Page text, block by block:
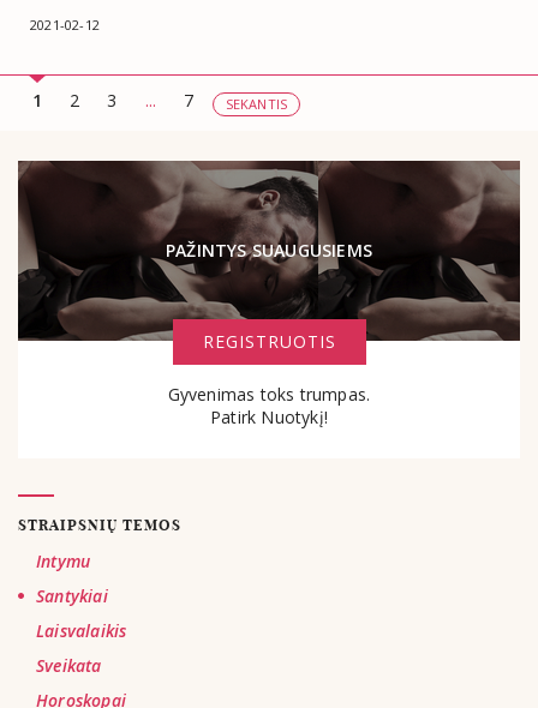
2021-02-12
1 2 3 ... 7 SEKANTIS
PAŽINTYS SUAUGUSIEMS
REGISTRUOTIS
Gyvenimas toks trumpas.
Patirk Nuotykį!
STRAIPSNIŲ TEMOS
Intymu
Santykiai
Laisvalaikis
Sveikata
Horoskopai